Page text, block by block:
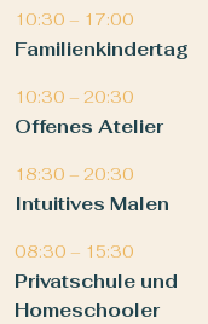
10:30 – 17:00
Familienkindertag
10:30 – 20:30
Offenes Atelier
18:30 – 20:30
Intuitives Malen
08:30 – 15:30
Privatschule und
Homeschooler